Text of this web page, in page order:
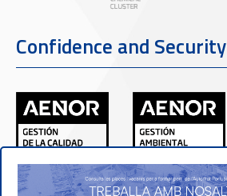
Confidence and Security